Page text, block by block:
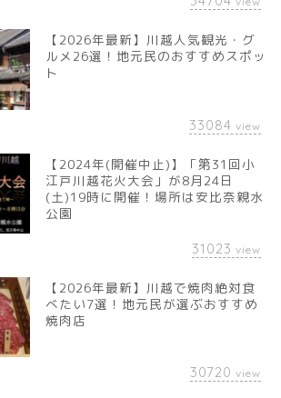
【2026年最新】川越人気観光・グ
ルメ26選！地元民のおすすめスポッ
ト
33084 view
【2024年(開催中止)】「第31回小
江戸川越花火大会」が8月24日
(土)19時に開催！場所は安比奈親水
公園
31023 view
【2026年最新】川越で焼肉絶対食
べたい7選！地元民が選ぶおすすめ
焼肉店
30720 view